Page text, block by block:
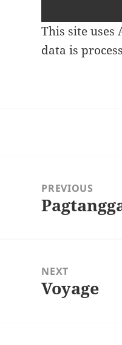
This site uses
data is
navigationPREVIOUS
Previous
NEXT
Next
Voyage